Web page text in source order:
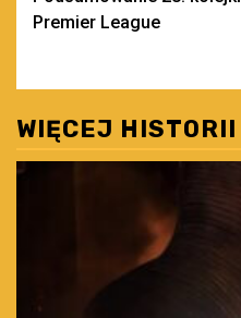
wpisy
Premier League
WIĘCEJ HISTORII